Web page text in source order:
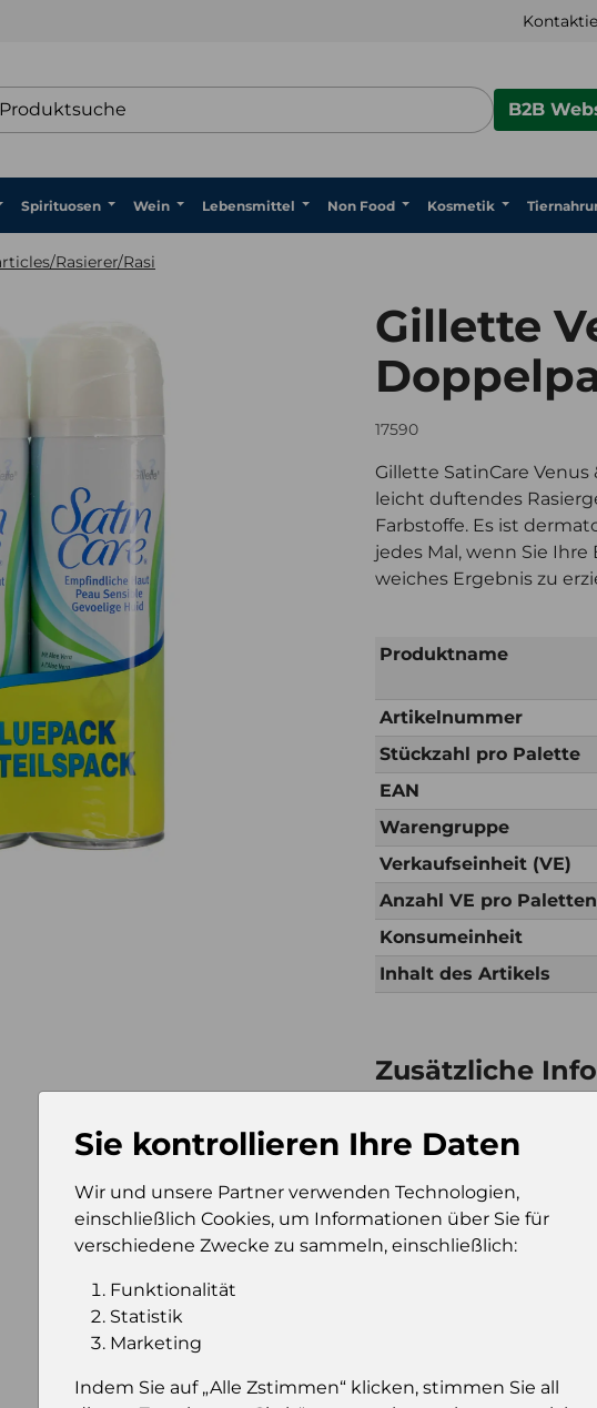
B2B
Spirituosen Wein Lebensmittel Non Food Kosmetik
Rasierer/Rasi
Gillette
17590
Gillette SatinCare
leicht duftendes
Farbstoffe. Es ist
jedes Mal, wenn Sie
weiches Ergebnis zu
Produktname
Artikelnummer
Stückzahl pro Palette
EAN
Warengruppe
Verkaufseinheit (VE)
Anzahl VE pro
Konsumeinheit
Inhalt des Artikels
Zusätzliche
Verkaufseinheit pro
Konsumeinheit
Stückzahl pro
Palette
Sie müssen
Sie kontrollieren Ihre Daten
Wir und unsere Partner verwenden Technologien,
einschließlich Cookies, um Informationen über Sie für
verschiedene Zwecke zu sammeln, einschließlich:
Funktionalität
Statistik
Marketing
Indem Sie auf „Alle Zstimmen“ klicken, stimmen Sie all